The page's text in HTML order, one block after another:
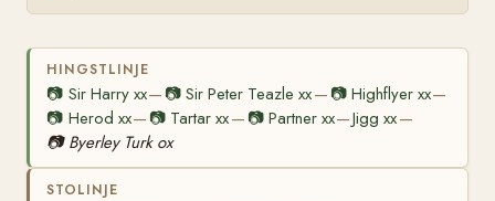
HINGSTLINJE
📷 Sir Harry xx— 📷Sir Peter Teazle xx— 📷 Highflyer xx—
📷 Herod xx— 📷 Tartar xx— 📷 Partner xx—Jigg xx—
📷 Byerley Turk ox
STOLINJE